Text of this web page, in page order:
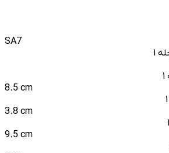
SA7
1
8.5 cm
3.8 cm
9.5 cm